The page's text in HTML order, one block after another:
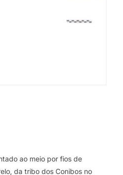
ao meio por fios de
da tribo dos Conibos no